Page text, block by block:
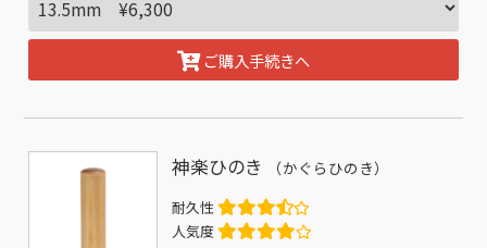
ご購入手続きへ
神楽ひのき （かぐらひのき）
耐久性
人気度